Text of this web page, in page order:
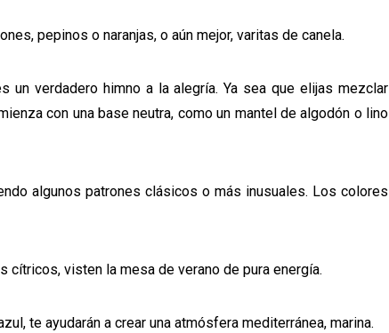
pepinos o naranjas, o aún mejor, varitas de canela.
un verdadero himno a la alegría. Ya sea que elijas mezclar
con una base neutra, como un mantel de algodón o lino
algunos patrones clásicos o más inusuales. Los colores
cítricos, visten la mesa de verano de pura energía.
te ayudarán a crear una atmósfera mediterránea, marina.